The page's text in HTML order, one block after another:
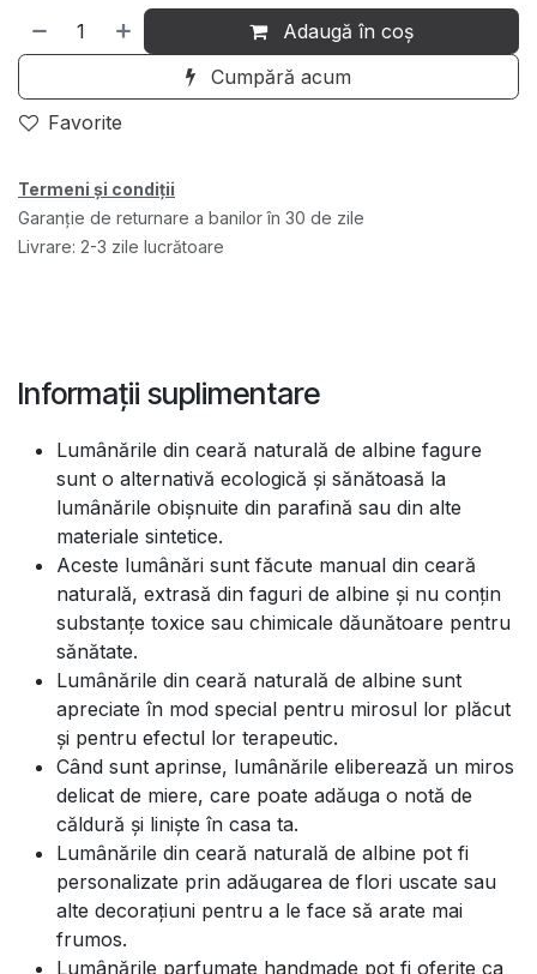
Adaugă în coș
Cumpără acum
Favorite
Termeni și condiții
Garanție de returnare a banilor în 30 de zile
Livrare: 2-3 zile lucrătoare
Informații suplimentare
Lumânările din ceară naturală de albine fagure
sunt o alternativă ecologică și sănătoasă la
lumânările obișnuite din parafină sau din alte
materiale sintetice.
Aceste lumânări sunt făcute manual din ceară
naturală, extrasă din faguri de albine și nu conțin
substanțe toxice sau chimicale dăunătoare pentru
sănătate.
Lumânările din ceară naturală de albine sunt
apreciate în mod special pentru mirosul lor plăcut
și pentru efectul lor terapeutic.
Când sunt aprinse, lumânările eliberează un miros
delicat de miere, care poate adăuga o notă de
căldură și liniște în casa ta.
Lumânările din ceară naturală de albine pot fi
personalizate prin adăugarea de flori uscate sau
alte decorațiuni pentru a le face să arate mai
frumos.
Lumânările parfumate handmade pot fi oferite ca